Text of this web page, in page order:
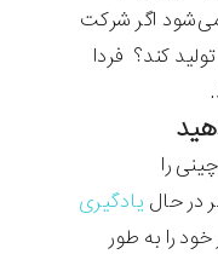
اگر شرکت
کند؟ فردا
را
در حال یادگیری
را به طور